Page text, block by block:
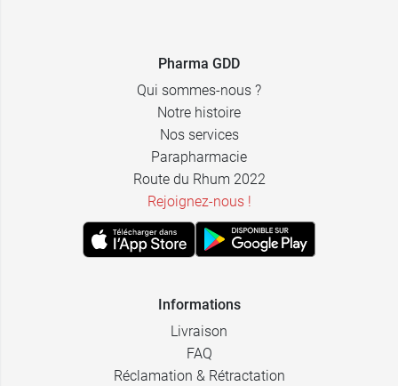
Pharma GDD
Qui sommes-nous ?
Notre histoire
Nos services
Parapharmacie
Route du Rhum 2022
Rejoignez-nous !
Informations
Livraison
FAQ
Réclamation & Rétractation